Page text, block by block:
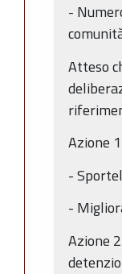
-
Atteso
Azione 1
-
-
Azione